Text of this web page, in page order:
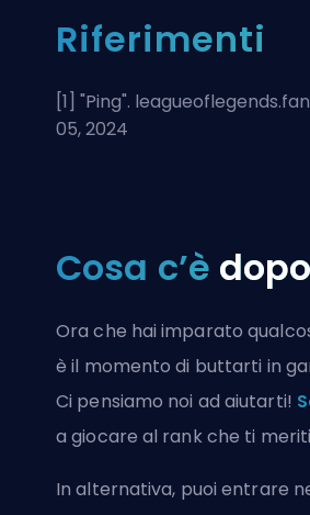
Riferimenti
[1] "Ping".
05, 2024
Cosa c’è dopo
Ora che hai imparato
è il momento di buttarti in
Ci pensiamo noi ad aiutarti!
a giocare al rank che ti
In alternativa, puoientrare